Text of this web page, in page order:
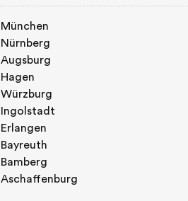
München
Nürnberg
Augsburg
Hagen
Würzburg
Ingolstadt
Erlangen
Bayreuth
Bamberg
Aschaffenburg